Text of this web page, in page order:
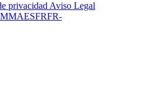
privacidad Aviso Legal
ESFRFR-